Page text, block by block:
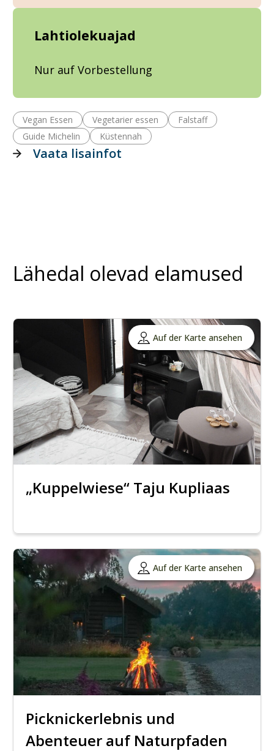
Lahtiolekuajad
Nur auf Vorbestellung
Vegan Essen Vegetarier essen
Falstaff
Guide Michelin
Küstennah
Vaata lisainfot
Lähedal olevad elamused
Auf der Karte ansehen
„Kuppelwiese“ Taju Kupliaas
Auf der Karte ansehen
Picknickerlebnis und
Abenteuer auf Naturpfaden